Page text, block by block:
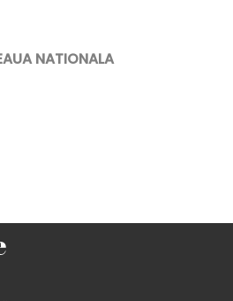
NATIONALA